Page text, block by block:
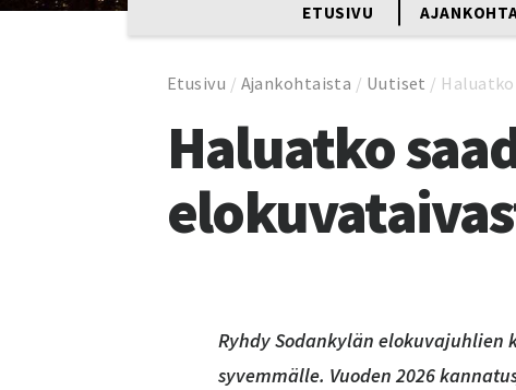
ETUSIVU
Etusivu / Ajankohtaista / Uutiset /
Haluatko
Ryhdy Sodankylän elokuvajuhlien
syvemmälle. Vuoden 2026